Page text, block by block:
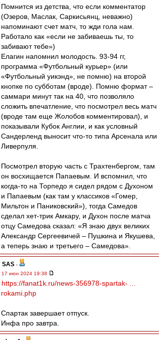
Помнится из детства, что если комментатор
(Озеров, Маслак, Саркисьянц, неважно)
напоминают счет матч, то жди гола нам.
Работало как «если не забиваешь ты, то
забивают тебе»)
Елагин напомнил молодость. 93-94 гг,
программа «Футбольный курьер» (или
«Футбольный уикэнд», не помню) на второй
кнопке по субботам (вроде). Помню формат –
саммари минут так на 40, что позволяло
сложить впечатление, что посмотрел весь матч
(вроде там еще Жолобов комментировал), и
показывали Кубок Англии, и как условный
Сандерленд выносит что-то типа Арсенала или
Ливерпуля.
Посмотрел вторую часть с Трахтенбергом, там
он восхищается Папаевым. И вспомнил, что
когда-то на Торпедо я сидел рядом с Духоном
и Папаевым (как там у классиков «Гомер,
Мильтон и Паниковский»), тогда Самедов
сделал хет-трик Амкару, и Духон после матча
отцу Самедова сказал: «Я знаю двух великих
Александр Сергеевичей – Пушкина и Якушева,
а теперь знаю и третьего – Самедова».
SAS -
17 июн 2024 19:38
https://fanat1k.ru/news-356978-spartak- ...
rokami.php
Спартак завершает отпуск.
Инфа про завтра.